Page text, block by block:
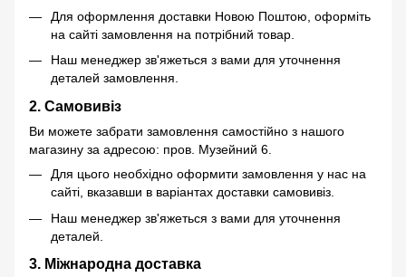
Для оформлення доставки Новою Поштою, оформіть
на сайті замовлення на потрібний товар.
Наш менеджер зв'яжеться з вами для уточнення
деталей замовлення.
2. Самовивіз
Ви можете забрати замовлення самостійно з нашого
магазину за адресою: пров. Музейний 6.
Для цього необхідно оформити замовлення у нас на
сайті, вказавши в варіантах доставки самовивіз.
Наш менеджер зв'яжеться з вами для уточнення
деталей.
3. Міжнародна доставка